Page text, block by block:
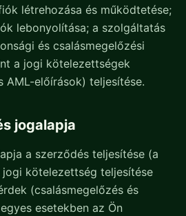
létrehozása és működtetése;
lebonyolítása; a szolgáltatás
és csalásmegelőzési
a jogi kötelezettségek
AML-előírások) teljesítése.
jogalapja
a szerződés teljesítése (a
kötelezettség teljesítése
(csalásmegelőzés és
esetekben az Ön